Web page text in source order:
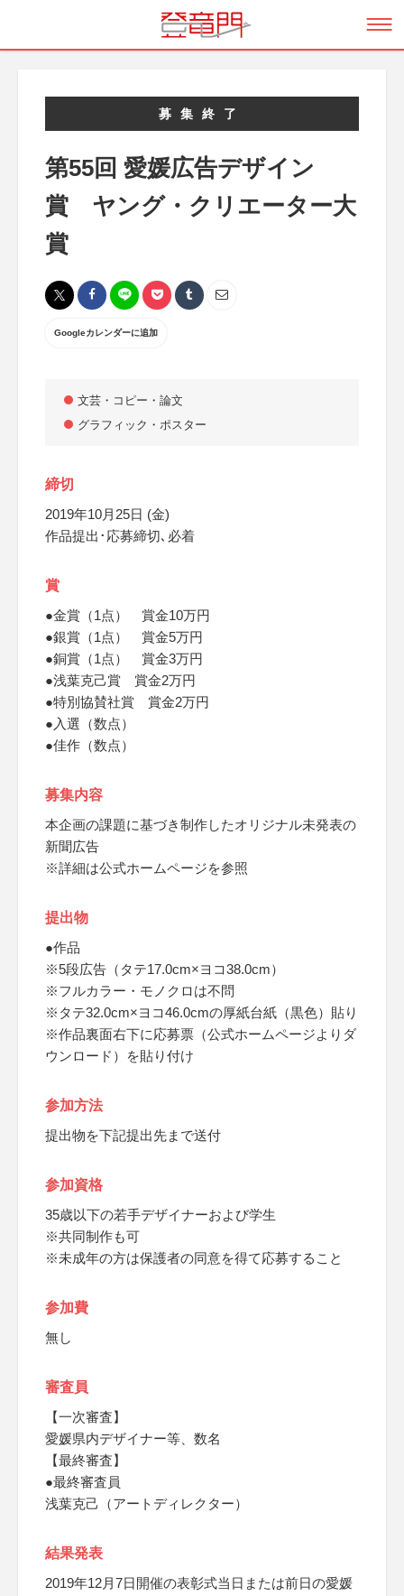
募集終了
第55回 愛媛広告デザイン
賞 ヤング・クリエーター大
賞
Googleカレンダーに追加
文芸・コピー・論文
グラフィック・ポスター
締切
2019年10月25日 (金)
作品提出･応募締切､必着
賞
●金賞（1点） 賞金10万円
●銀賞（1点） 賞金5万円
●銅賞（1点） 賞金3万円
●浅葉克己賞 賞金2万円
●特別協賛社賞 賞金2万円
●入選（数点）
●佳作（数点）
募集内容
本企画の課題に基づき制作したオリジナル未発表の
新聞広告
※詳細は公式ホームページを参照
提出物
●作品
※5段広告（タテ17.0cm×ヨコ38.0cm）
※フルカラー・モノクロは不問
※タテ32.0cm×ヨコ46.0cmの厚紙台紙（黒色）貼り
※作品裏面右下に応募票（公式ホームページよりダ
ウンロード）を貼り付け
参加方法
提出物を下記提出先まで送付
参加資格
35歳以下の若手デザイナーおよび学生
※共同制作も可
※未成年の方は保護者の同意を得て応募すること
参加費
無し
審査員
【一次審査】
愛媛県内デザイナー等、数名
【最終審査】
●最終審査員
浅葉克己（アートディレクター）
結果発表
2019年12月7日開催の表彰式当日または前日の愛媛